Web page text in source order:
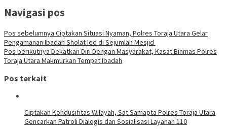
Navigasi pos
Pos sebelumnya Ciptakan Situasi Nyaman, Polres Toraja Utara Gelar
Pengamanan Ibadah Sholat Ied di Sejumlah Mesjid
Pos berikutnya Dekatkan Diri Dengan Masyarakat, Kasat Binmas Polres
Toraja Utara Makmurkan Tempat Ibadah
Pos terkait
Ciptakan Kondusifitas Wilayah, Sat Samapta Polres Toraja Utara
Gencarkan Patroli Dialogis dan Sosialisasi Layanan 110